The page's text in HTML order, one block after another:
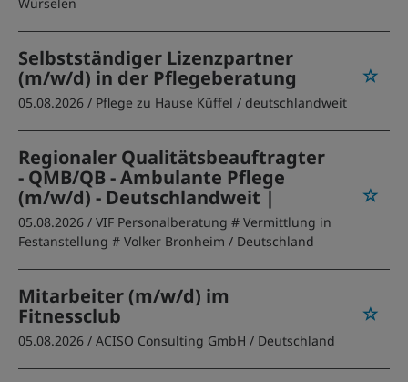
Selbstständiger Lizenzpartner
(m/w/d) in der Pflegeberatung
05.08.2026 / Pflege zu Hause Küffel / deutschlandweit
Regionaler Qualitätsbeauftragter
- QMB/QB - Ambulante Pflege
(m/w/d) - Deutschlandweit |
05.08.2026 / VIF Personalberatung # Vermittlung in
Festanstellung # Volker Bronheim / Deutschland
Mitarbeiter (m/w/d) im
Fitnessclub
05.08.2026 / ACISO Consulting GmbH / Deutschland